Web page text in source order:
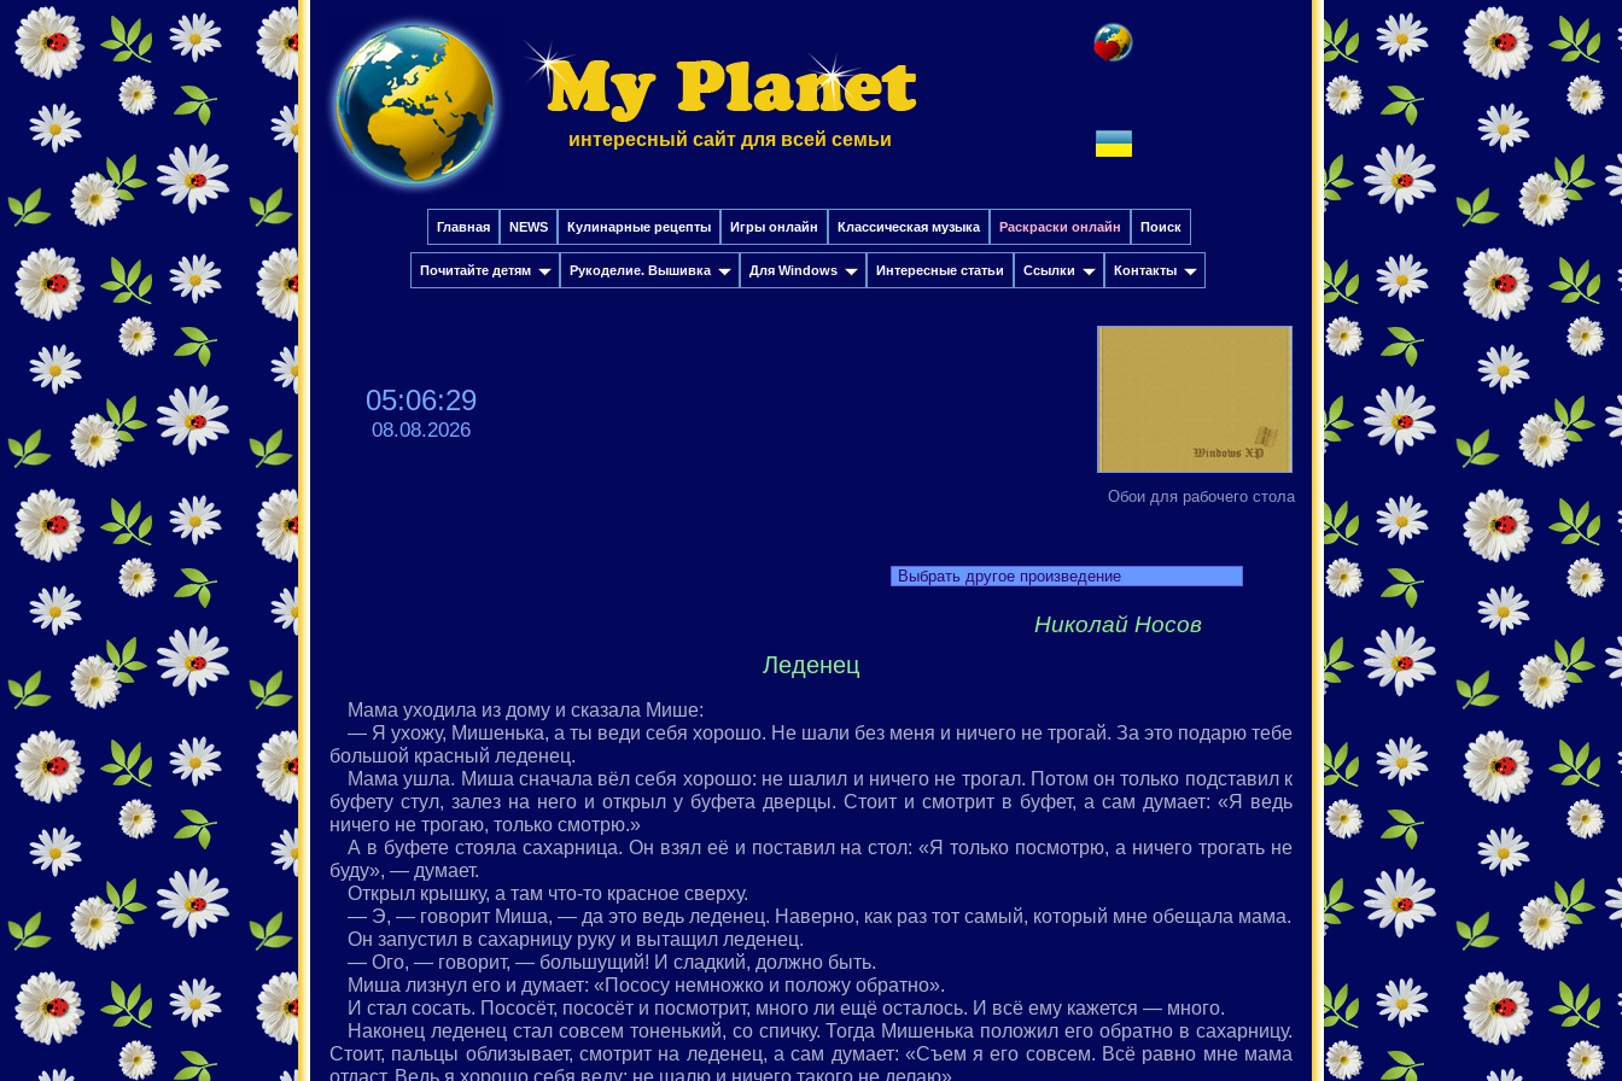
интересный сайт для всей семьи
Главная NEWS Кулинарные рецепты Игры онлайн Классическая музыка Раскраски онлайн Поиск
Почитайте детям Рукоделие. Вышивка Для Windows Интересные cтатьи Ссылки Контакты
05:06:29
08.08.2026
Обои для рабочего стола
Выбрать другое произведение
Николай Носов
Леденец
Мама уходила из дому и сказала Мише:
— Я ухожу, Мишенька, а ты веди себя хорошо. Не шали без меня и ничего не трогай. За это подарю тебе
большой красный леденец.
Мама ушла. Миша сначала вёл себя хорошо: не шалил и ничего не трогал. Потом он только подставил к
буфету стул, залез на него и открыл у буфета дверцы. Стоит и смотрит в буфет, а сам думает: «Я ведь
ничего не трогаю, только смотрю.»
А в буфете стояла сахарница. Он взял её и поставил на стол: «Я только посмотрю, а ничего трогать не
буду», — думает.
Открыл крышку, а там что-то красное сверху.
— Э, — говорит Миша, — да это ведь леденец. Наверно, как раз тот самый, который мне обещала мама.
Он запустил в сахарницу руку и вытащил леденец.
— Ого, — говорит, — большущий! И сладкий, должно быть.
Миша лизнул его и думает: «Пососу немножко и положу обратно».
И стал сосать. Пососёт, пососёт и посмотрит, много ли ещё осталось. И всё ему кажется — много.
Наконец леденец стал совсем тоненький, со спичку. Тогда Мишенька положил его обратно в сахарницу.
Стоит, пальцы облизывает, смотрит на леденец, а сам думает: «Съем я его совсем. Всё равно мне мама
отдаст. Ведь я хорошо себя веду: не шалю и ничего такого не делаю».